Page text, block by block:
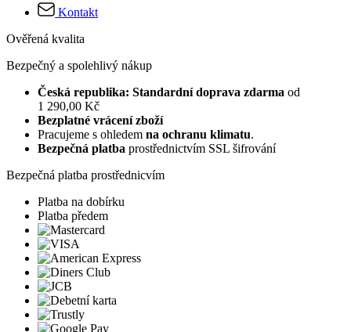
Kontakt
Ověřená kvalita
Bezpečný a spolehlivý nákup
Česká republika: Standardní doprava zdarma od
1 290,00 Kč
Bezplatné vrácení zboží
Pracujeme s ohledem na ochranu klimatu.
Bezpečná platba prostřednictvím SSL šifrování
Bezpečná platba prostřednicvím
Platba na dobírku
Platba předem